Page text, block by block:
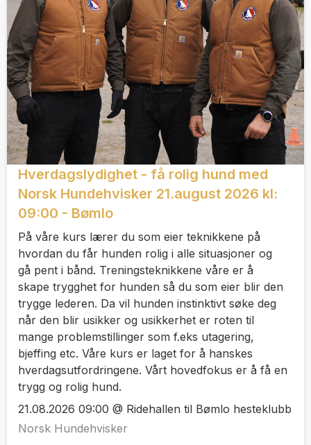
Hverdagslydighet - få rolig hund med
Norsk Hundehvisker 21.august 2026 kl:
09:00 - Bømlo
På våre kurs lærer du som eier teknikkene på
hvordan du får hunden rolig i alle situasjoner og
gå pent i bånd. Treningsteknikkene våre er å
skape trygghet for hunden så du som eier blir den
trygge lederen. Da vil hunden instinktivt søke deg
når den blir usikker og usikkerhet er roten til
mange problemstillinger som f.eks utagering,
bjeffing etc. Våre kurs er laget for å hanskes
hverdagsutfordringene. Vårt hovedfokus er å få en
trygg og rolig hund.
21.08.2026 09:00 @ Ridehallen til Bømlo hesteklubb
Norsk Hundehvisker